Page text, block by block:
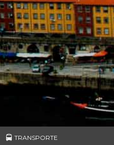
TRANSPORTE